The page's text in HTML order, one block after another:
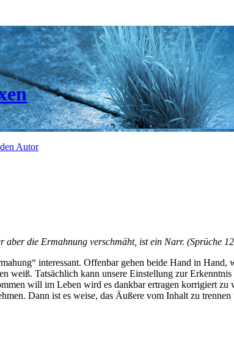
Autor
aber die Ermahnung verschmäht, ist ein Narr. (Sprüche
interessant. Offenbar gehen beide Hand in
weiß. Tatsächlich kann unsere Einstellung zur
will im Leben wird es dankbar ertragen korrigiert
Dann ist es weise, das Äußere vom Inhalt zu